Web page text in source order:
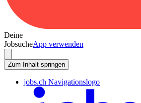
Deine
JobsucheApp verwenden
Zum Inhalt springen
jobs.ch Navigationslogo